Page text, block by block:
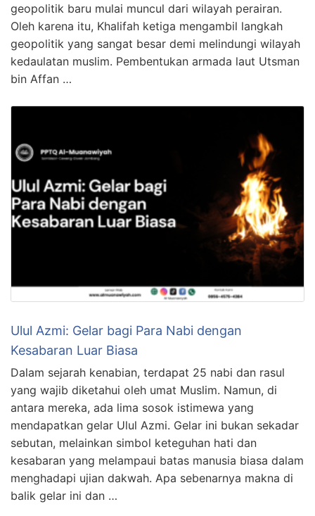
geopolitik baru mulai muncul dari wilayah perairan.
Oleh karena itu, Khalifah ketiga mengambil langkah
geopolitik yang sangat besar demi melindungi wilayah
kedaulatan muslim. Pembentukan armada laut Utsman
bin Affan …
Ulul Azmi: Gelar bagi Para Nabi dengan
Kesabaran Luar Biasa
Dalam sejarah kenabian, terdapat 25 nabi dan rasul
yang wajib diketahui oleh umat Muslim. Namun, di
antara mereka, ada lima sosok istimewa yang
mendapatkan gelar Ulul Azmi. Gelar ini bukan sekadar
sebutan, melainkan simbol keteguhan hati dan
kesabaran yang melampaui batas manusia biasa dalam
menghadapi ujian dakwah. Apa sebenarnya makna di
balik gelar ini dan …